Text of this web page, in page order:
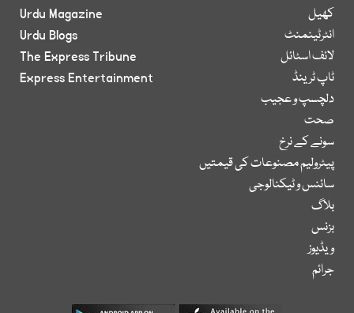
کھیل
انٹرٹینمنٹ
لائف اسٹائل
ٹاپ ٹرینڈ
دلچسپ و عجیب
صحت
سونے کے نرخ
پیٹرولیم مصنوعات کی قیمتیں
سائنس و ٹیکنالوجی
بلاگ
بزنس
ویڈیوز
جرائم
Urdu Magazine
Urdu Blogs
The Express Tribune
Express Entertainment